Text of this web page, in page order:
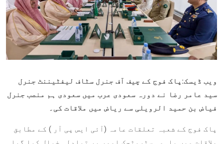
ویب ڈیسک:پاک فوج کے چیف آف جنرل سٹاف لیفٹیننٹ جنرل
سید عامر رضا نے دورہ سعودی عرب میں سعودی ہم منصب جنرل
فیاض بن حمید الرویلی سے ریاض میں ملاقات کی۔
پاک فوج کے شعبہ تعلقات عامہ (آئی ایس پی آر ) کے مطابق